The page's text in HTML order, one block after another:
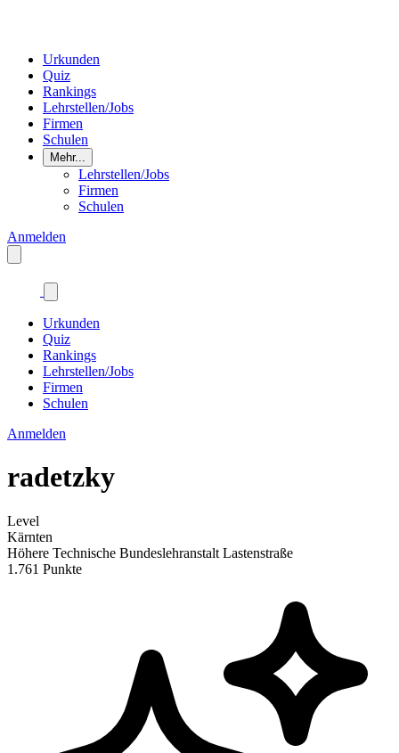
Urkunden
Quiz
Rankings
Lehrstellen/Jobs
Firmen
Schulen
Mehr...
Lehrstellen/Jobs
Firmen
Schulen
Anmelden
Urkunden
Quiz
Rankings
Lehrstellen/Jobs
Firmen
Schulen
Anmelden
radetzky
Level
Kärnten
Höhere Technische Bundeslehranstalt Lastenstraße
1.761 Punkte